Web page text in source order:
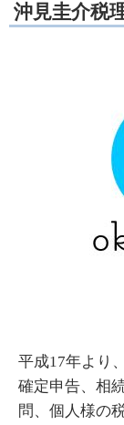
沖見圭介税
平成17年より
確定申告、相
問、個人様の